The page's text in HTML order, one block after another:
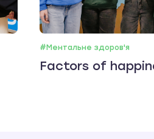
#Ментальне здоров'я
Factors of